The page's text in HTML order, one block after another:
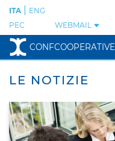
PEC WEBMAIL
ITA ENG
CONFCOOPERATIVE
LE NOTIZIE